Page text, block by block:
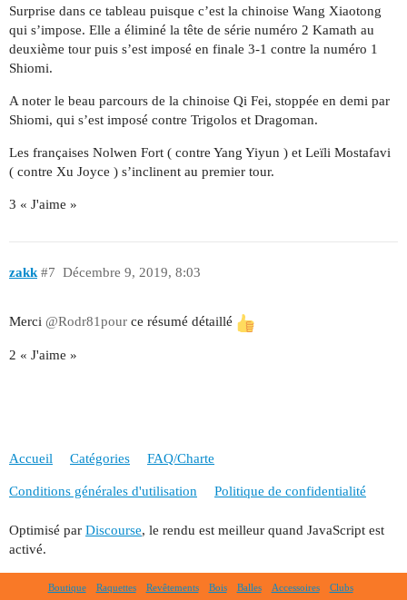
Surprise dans ce tableau puisque c’est la chinoise Wang Xiaotong
qui s’impose. Elle a éliminé la tête de série numéro 2 Kamath au
deuxième tour puis s’est imposé en finale 3-1 contre la numéro 1
Shiomi.
A noter le beau parcours de la chinoise Qi Fei, stoppée en demi par
Shiomi, qui s’est imposé contre Trigolos et Dragoman.
Les françaises Nolwen Fort ( contre Yang Yiyun ) et Leïli Mostafavi
( contre Xu Joyce ) s’inclinent au premier tour.
3 « J'aime »
zakk Décembre 9, 2019, 8:03
#7
Merci @Rodr81pour ce résumé détaillé
2 « J'aime »
Accueil Catégories FAQ/Charte
Conditions générales d'utilisation Politique de confidentialité
Optimisé par Discourse, le rendu est meilleur quand JavaScript est
activé.
Boutique Raquettes Revêtements Bois Balles Accessoires Clubs